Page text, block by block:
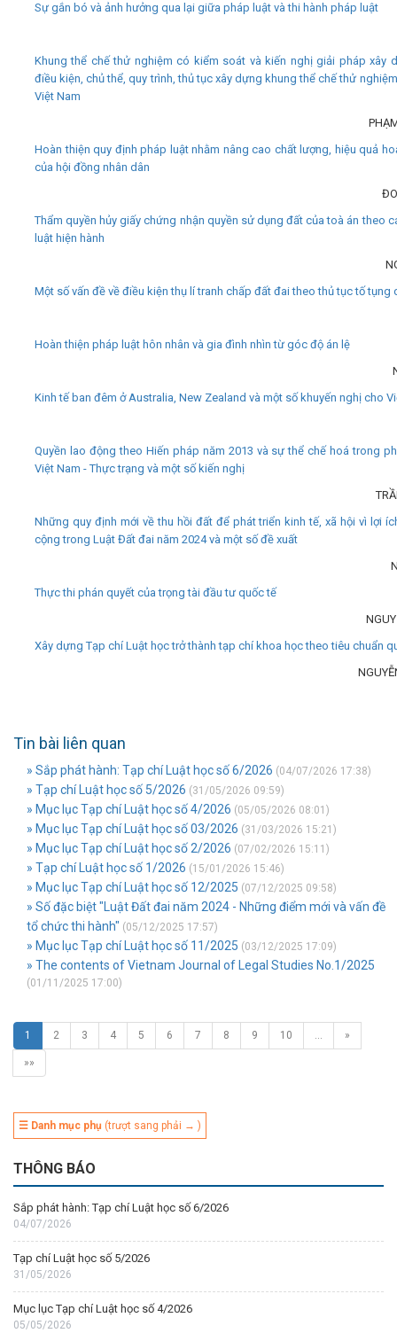
Sự gắn bó và ảnh hưởng qua lại giữa pháp luật và thi hành pháp luật
Khung thể chế thử nghiệm có kiểm soát và kiến nghị giải pháp xây
điều kiện, chủ thể, quy trình, thủ tục xây dựng khung thể chế thử
Việt Nam
Hoàn thiện quy định pháp luật nhằm nâng cao chất lượng, hiệu quả
của hội đồng nhân dân
Thẩm quyền hủy giấy chứng nhận quyền sử dụng đất của toà án theo
luật hiện hành
Một số vấn đề về điều kiện thụ lí tranh chấp đất đai theo thủ tục tố tụng
Hoàn thiện pháp luật hôn nhân và gia đình nhìn từ góc độ án lệ
Kinh tế ban đêm ở Australia, New Zealand và một số khuyến nghị cho
Quyền lao động theo Hiến pháp năm 2013 và sự thể chế hoá trong
Việt Nam - Thực trạng và một số kiến nghị
Những quy định mới về thu hồi đất để phát triển kinh tế, xã hội vì lợi
cộng trong Luật Đất đai năm 2024 và một số đề xuất
Thực thi phán quyết của trọng tài đầu tư quốc tế
Xây dựng Tạp chí Luật học trở thành tạp chí khoa học theo tiêu chuẩn
Tin bài liên quan
» Sắp phát hành: Tạp chí Luật học số 6/2026 (04/07/2026 17:38)
» Tạp chí Luật học số 5/2026 (31/05/2026 09:59)
» Mục lục Tạp chí Luật học số 4/2026 (05/05/2026 08:01)
» Mục lục Tạp chí Luật học số 03/2026 (31/03/2026 15:21)
» Mục lục Tạp chí Luật học số 2/2026 (07/02/2026 15:11)
» Tạp chí Luật học số 1/2026 (15/01/2026 15:46)
» Mục lục Tạp chí Luật học số 12/2025 (07/12/2025 09:58)
» Số đặc biệt "Luật Đất đai năm 2024 - Những điểm mới và vấn đề
tổ chức thi hành" (05/12/2025 17:57)
» Mục lục Tạp chí Luật học số 11/2025 (03/12/2025 17:09)
» The contents of Vietnam Journal of Legal Studies No.1/2025
(01/11/2025 17:00)
1 2 3 4 5 6 7 8 9 10 … »
»»
☰ Danh mục phụ (trượt sang phải → )
THÔNG BÁO
Sắp phát hành: Tạp chí Luật học số 6/2026
04/07/2026
Tạp chí Luật học số 5/2026
31/05/2026
Mục lục Tạp chí Luật học số 4/2026
05/05/2026